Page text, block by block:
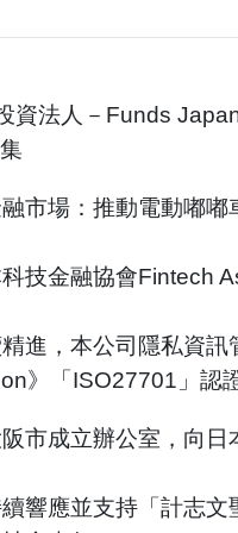
資法人－Funds
市場：推動電動嘟
技金融協會Fintech
進，本公司隱私資
》「ISO27701」認
市成立辦公室，向
響應並支持「計志